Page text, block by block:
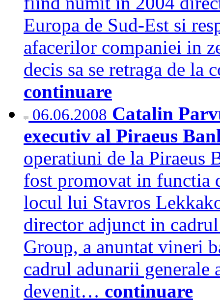
Europa de Sud-Est si
afacerilor companiei in
decis sa se retraga de
continuare
06.06.2008 Catalin
executiv al Piraeus
operatiuni de la Piraeus
fost promovat in functia
locul lui Stavros
director adjunct in
Group, a anuntat vineri
cadrul adunarii generale
devenit… continuare